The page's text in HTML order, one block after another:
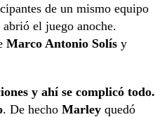
de un mismo equipo
el juego anoche.
Marco Antonio Solís y
y ahí se complicó todo.
. De hecho Marley quedó